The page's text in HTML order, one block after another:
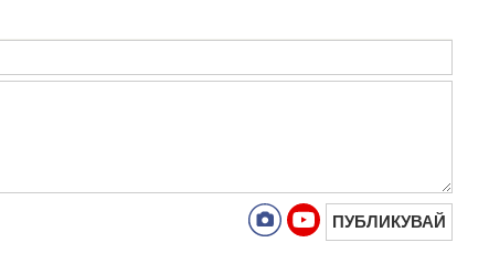
ПУБЛИКУВАЙ